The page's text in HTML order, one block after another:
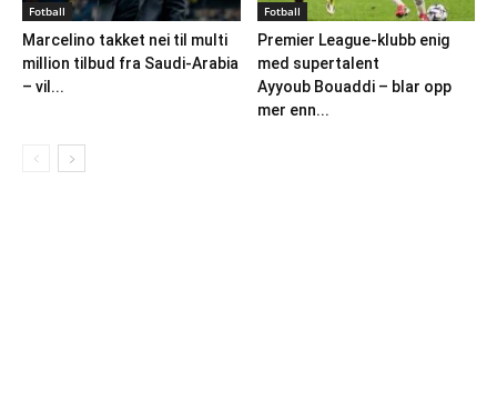
Fotball
Marcelino takket nei til multi
million tilbud fra Saudi-Arabia
– vil...
Fotball
Premier League-klubb enig
med supertalent
Ayyoub Bouaddi – blar opp
mer enn...